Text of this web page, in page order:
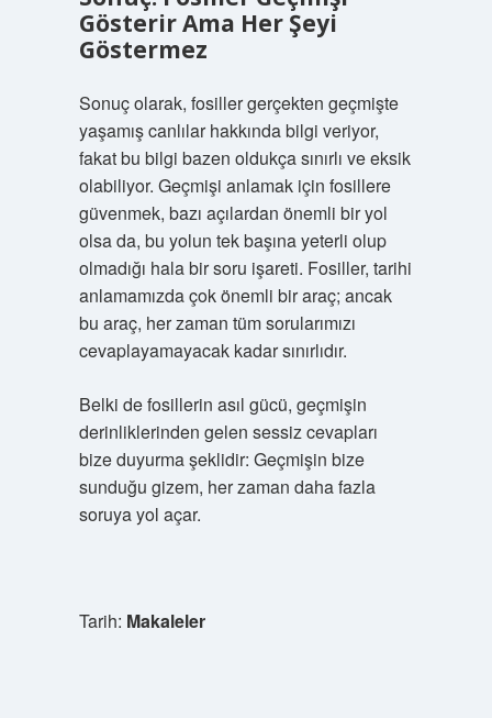
Gösterir Ama Her Şeyi
Göstermez
Sonuç olarak, fosiller gerçekten geçmişte
yaşamış canlılar hakkında bilgi veriyor,
fakat bu bilgi bazen oldukça sınırlı ve eksik
olabiliyor. Geçmişi anlamak için fosillere
güvenmek, bazı açılardan önemli bir yol
olsa da, bu yolun tek başına yeterli olup
olmadığı hala bir soru işareti. Fosiller, tarihi
anlamamızda çok önemli bir araç; ancak
bu araç, her zaman tüm sorularımızı
cevaplayamayacak kadar sınırlıdır.
Belki de fosillerin asıl gücü, geçmişin
derinliklerinden gelen sessiz cevapları
bize duyurma şeklidir: Geçmişin bize
sunduğu gizem, her zaman daha fazla
soruya yol açar.
Tarih: Makaleler